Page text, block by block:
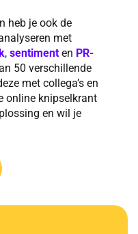
heb je ook de
met
, sentiment en PR-
50 verschillende
met collega’s en
online knipselkrant
en wil je